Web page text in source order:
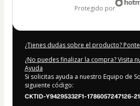
protegido por
¿Tienes dudas sobre el producto?
¿No puedes finalizar la compra? Visita
Ayuda
Si solicitas ayuda a nuestro Equipo de
siguiente código:
CKTID-Y94295332F1-1786057247126-